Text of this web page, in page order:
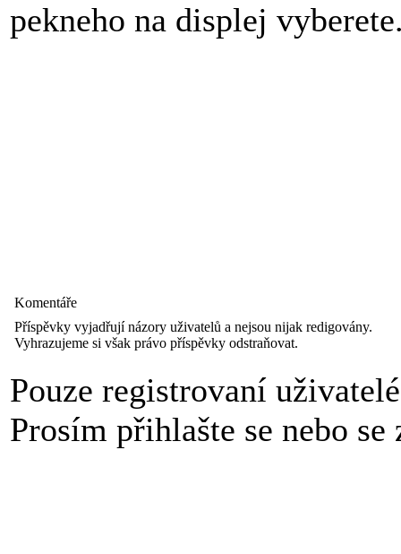
pekneho na displej
Komentáře
Příspěvky vyjadřují názory uživatelů a nejsou nijak redigovány.
Vyhrazujeme si však právo příspěvky odstraňovat.
Pouze registrovaní
Prosím přihlašte se nebo